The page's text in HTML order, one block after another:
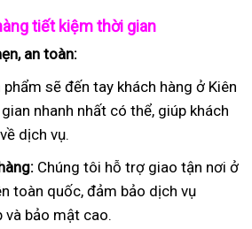
tiết kiệm thời gian
an toàn:
phẩm sẽ đến tay khách hàng ở Kiên
nhanh nhất có thể, giúp khách
dịch vụ.
Chúng tôi hỗ trợ giao tận nơi ở
toàn quốc, đảm bảo dịch vụ
và bảo mật cao.